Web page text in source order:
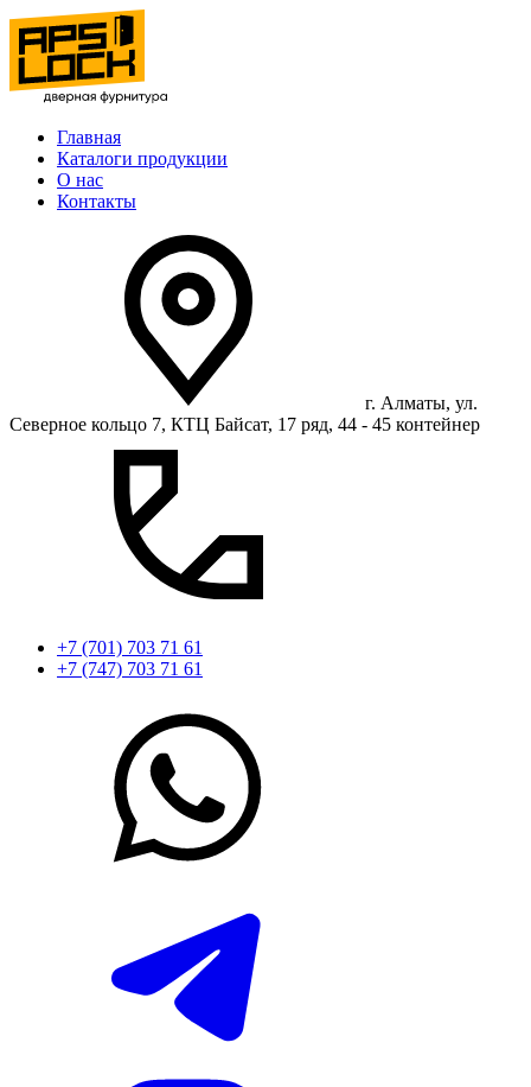
Главная
Каталоги продукции
О нас
Контакты
г. Алматы, ул.
Северное кольцо 7, КТЦ Байсат, 17 ряд, 44 - 45 контейнер
+7 (701) 703 71 61
+7 (747) 703 71 61